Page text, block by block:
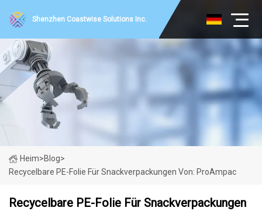
Shenzhen Coastwise Solutions Inc.
Heim>Blog>
Recycelbare PE-Folie Für Snackverpackungen Von: ProAmpac
Recycelbare PE-Folie Für Snackverpackungen